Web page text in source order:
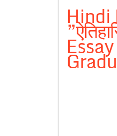
Hindi